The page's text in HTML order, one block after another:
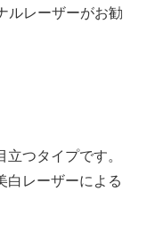
ルレーザーがお勧
つタイプです。
白レーザーによる